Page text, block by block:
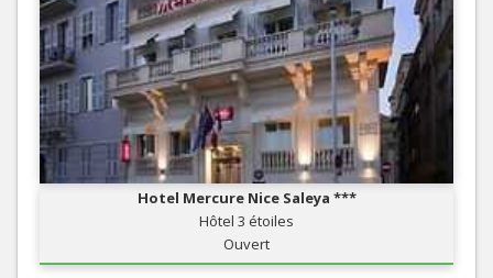
Hotel Mercure Nice Saleya ***
Hôtel 3 étoiles
Ouvert